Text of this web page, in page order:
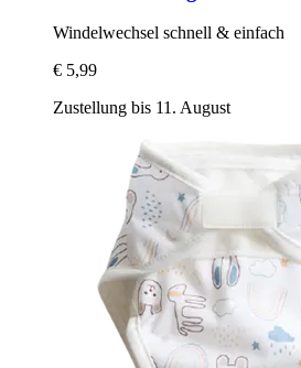
Windelwechsel schnell & einfach
€ 5,99
Zustellung bis 11. August